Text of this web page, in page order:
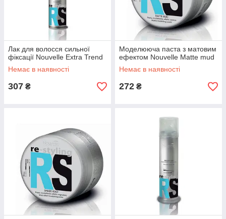
Лак для волосся сильної
фіксації Nouvelle Extra Trend
Немає в наявності
307 ₴
Моделююча паста з матовим
ефектом Nouvelle Matte mud
Немає в наявності
272 ₴